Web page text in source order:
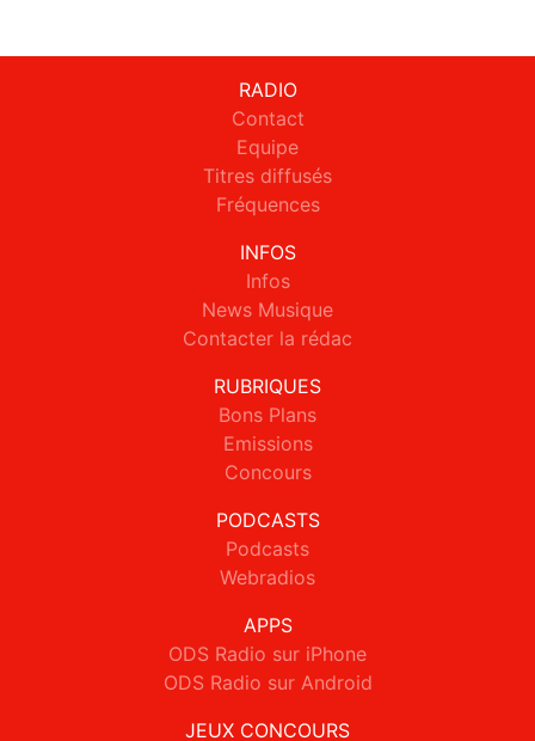
RADIO
Contact
Equipe
Titres diffusés
Fréquences
INFOS
Infos
News Musique
Contacter la rédac
RUBRIQUES
Bons Plans
Emissions
Concours
PODCASTS
Podcasts
Webradios
APPS
ODS Radio sur iPhone
ODS Radio sur Android
JEUX CONCOURS